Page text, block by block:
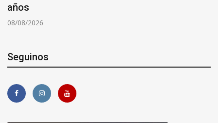
años
08/08/2026
Seguinos